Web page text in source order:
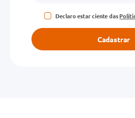
Declaro estar ciente das
Cadastrar